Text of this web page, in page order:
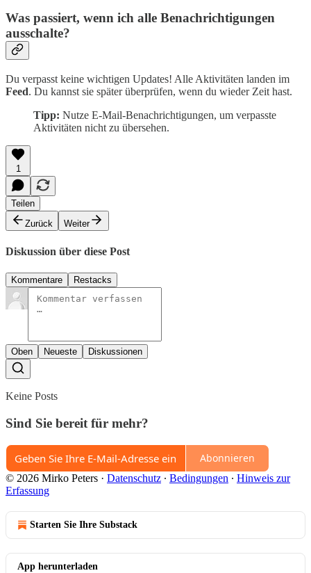
Was passiert, wenn ich alle Benachrichtigungen
ausschalte?
Du verpasst keine wichtigen Updates! Alle Aktivitäten landen im
Feed. Du kannst sie später überprüfen, wenn du wieder Zeit hast.
Tipp: Nutze E-Mail-Benachrichtigungen, um verpasste
Aktivitäten nicht zu übersehen.
1
Teilen
Zurück
Weiter
Diskussion über diese Post
Kommentare Restacks
Oben Neueste Diskussionen
Keine Posts
Sind Sie bereit für mehr?
Abonnieren
© 2026 Mirko Peters · Datenschutz ∙ Bedingungen ∙ Hinweis zur
Erfassung
Starten Sie Ihre Substack
App herunterladen